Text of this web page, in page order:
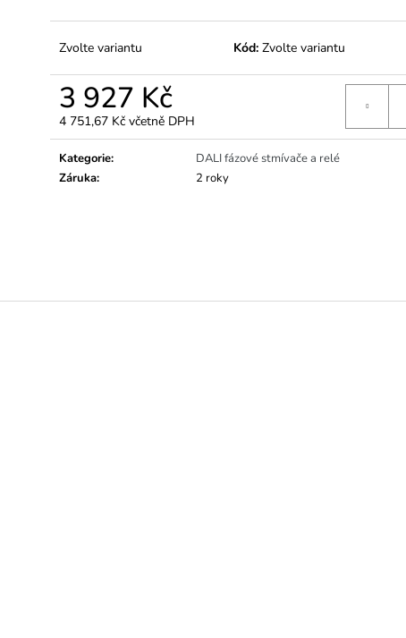
Zvolte variantu Kód: Zvolte variantu
3 927 Kč
4 751,67 Kč včetně DPH
Měrná
cena:
Kategorie:
DALI fázové stmívače a relé
Záruka: 2 roky